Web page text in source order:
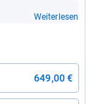
Weiterlesen
649,00 €